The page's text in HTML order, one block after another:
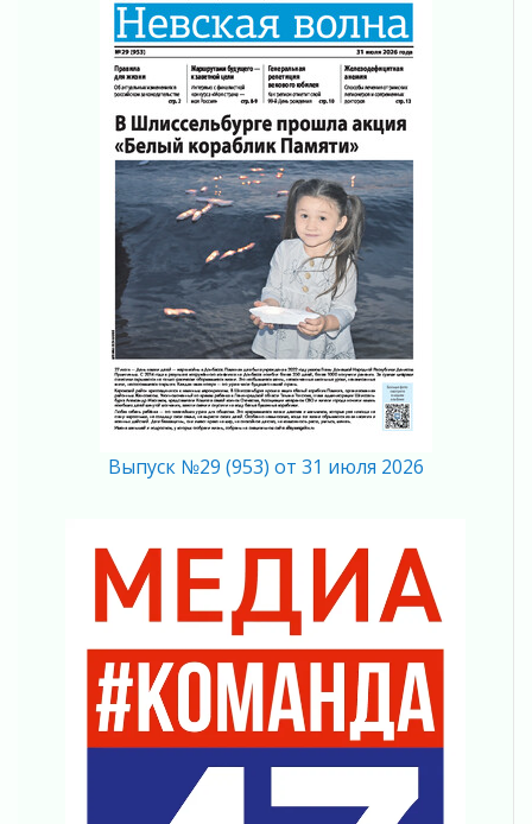
01 августа 2026
Безмолвный крик о помощи
01 августа 2026
В музей всей семьёй
01 августа 2026
Без заявлений и очередей
01 августа 2026
Не женское это дело...уверены?
01 августа 2026
Все силы в кулак
01 августа 2026
Айда на пляж!
01 августа 2026
Один в поле — не воин
01 августа 2026
Пик топливного кризиса в регионе прошёл
31 июля 2026
Ленинградцы — бойцам «Барс-Ленинградец»
31 июля 2026
Маршрутами будущего — к заветной цели
«Корвет» на страже
31 июля 2026
Правила для жизни
31 июля 2026
С рабочим визитом
Выпуск №29 (953) от 31 июля 2026